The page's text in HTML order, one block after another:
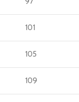
101
105
109